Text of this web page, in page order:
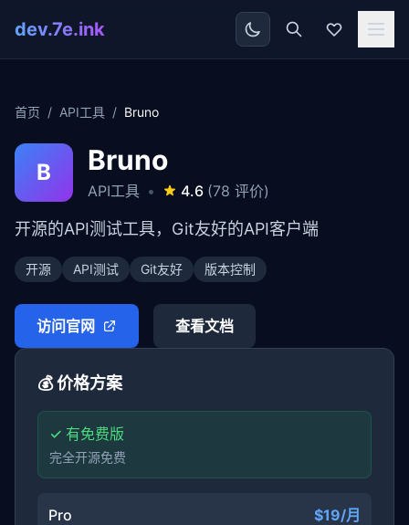
dev.7e.ink
首页 / API工具 / Bruno
B Bruno
API工具 • 4.6 (78 评价)
开源的API测试工具，Git友好的API客户端
开源 API测试 Git友好 版本控制
访问官网 查看文档
💰 价格方案
✓ 有免费版
完全开源免费
Pro $19/月